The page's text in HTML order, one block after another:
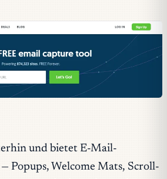
und bietet E-Mail-
Popups, Welcome Mats, Scroll-